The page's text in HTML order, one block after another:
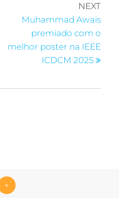
NEXT
Muhammad Awais
premiado com o
melhor poster na IEEE
ICDCM 2025
+